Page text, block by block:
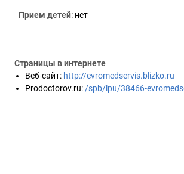
Прием детей: нет
Страницы в интернете
Веб-сайт: http://evromedservis.blizko.ru
Prodoctorov.ru: /spb/lpu/38466-